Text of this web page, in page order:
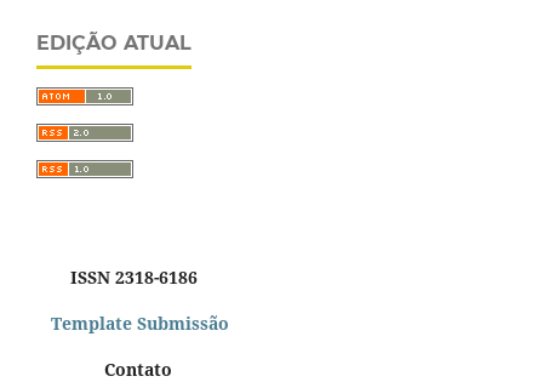
EDIÇÃO ATUAL
ISSN 2318-6186
Template Submissão
Contato